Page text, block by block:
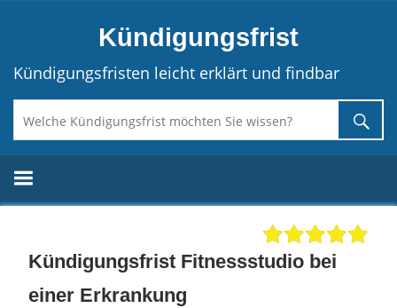
Kündigungsfrist
Kündigungsfristen leicht erklärt und findbar
Kündigungsfrist Fitnessstudio bei
einer Erkrankung